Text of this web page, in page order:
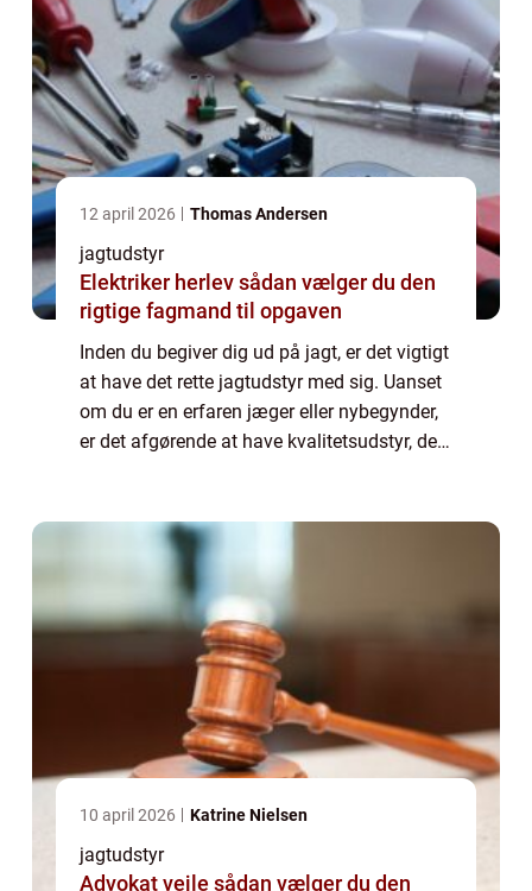
12 april 2026 Thomas Andersen
jagtudstyr
Elektriker herlev sådan vælger du den
rigtige fagmand til opgaven
Inden du begiver dig ud på jagt, er det vigtigt
at have det rette jagtudstyr med sig. Uanset
om du er en erfaren jæger eller nybegynder,
er det afgørende at have kvalitetsudstyr, der
10 april 2026 Katrine Nielsen
jagtudstyr
Advokat vejle sådan vælger du den